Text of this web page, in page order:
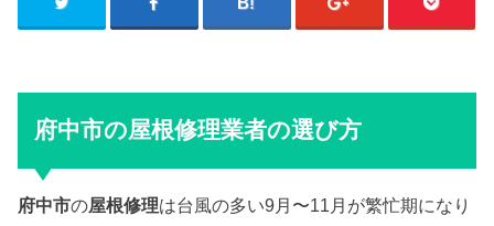
府中市の屋根修理業者の選び方
府中市の屋根修理は台風の多い9月〜11月が繁忙期になり